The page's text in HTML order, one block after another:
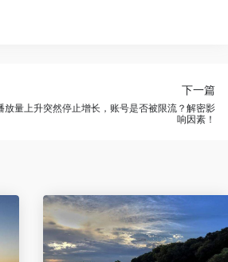
下一篇
放量上升突然停止增长，账号是否被限流？解密影
响因素！